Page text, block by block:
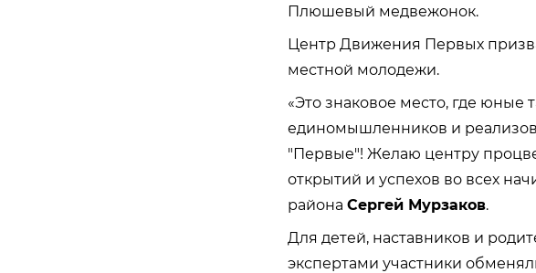
Плюшевый медвежонок.
Центр Движения Первых
местной молодежи.
«Это знаковое место, где юные
единомышленников и
"Первыe"! Желаю центру
открытий и успехов во всех
района Сергей Мурзаков.
Для детей, наставников и
экспертами участники